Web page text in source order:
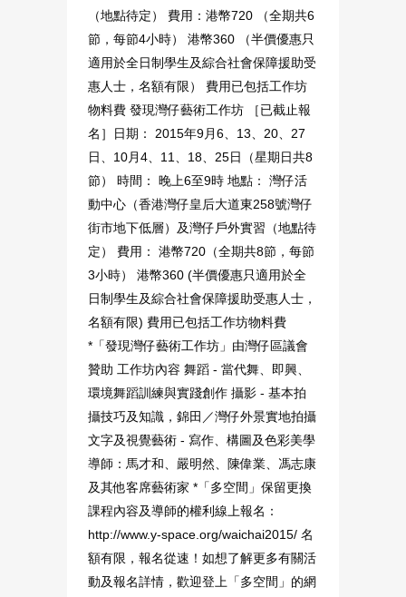
（地點待定） 費用：港幣720 （全期共6
節，每節4小時） 港幣360 （半價優惠只
適用於全日制學生及綜合社會保障援助受
惠人士，名額有限） 費用已包括工作坊
物料費 發現灣仔藝術工作坊 ［已截止報
名］日期： 2015年9月6、13、20、27
日、10月4、11、18、25日（星期日共8
節） 時間： 晚上6至9時 地點： 灣仔活
動中心（香港灣仔皇后大道東258號灣仔
街市地下低層）及灣仔戶外實習（地點待
定） 費用： 港幣720（全期共8節，每節
3小時） 港幣360 (半價優惠只適用於全
日制學生及綜合社會保障援助受惠人士，
名額有限) 費用已包括工作坊物料費
*「發現灣仔藝術工作坊」由灣仔區議會
贊助 工作坊內容 舞蹈 - 當代舞、即興、
環境舞蹈訓練與實踐創作 攝影 - 基本拍
攝技巧及知識，錦田／灣仔外景實地拍攝
文字及視覺藝術 - 寫作、構圖及色彩美學
導師：馬才和、嚴明然、陳偉業、馮志康
及其他客席藝術家 *「多空間」保留更換
課程內容及導師的權利線上報名：
http://www.y-space.org/waichai2015/ 名
額有限，報名從速！如想了解更多有關活
動及報名詳情，歡迎登上「多空間」的網